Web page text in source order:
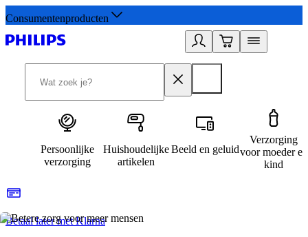
Consumentenproducten
Persoonlijke
verzorging
Huishoudelijke
artikelen
Beeld en geluid
Verzorging
voor moeder en
kind
Betaal later met Klarna